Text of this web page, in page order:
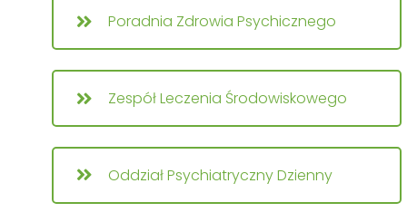
Poradnia Zdrowia Psychicznego
Zespół Leczenia Środowiskowego
Oddział Psychiatryczny Dzienny